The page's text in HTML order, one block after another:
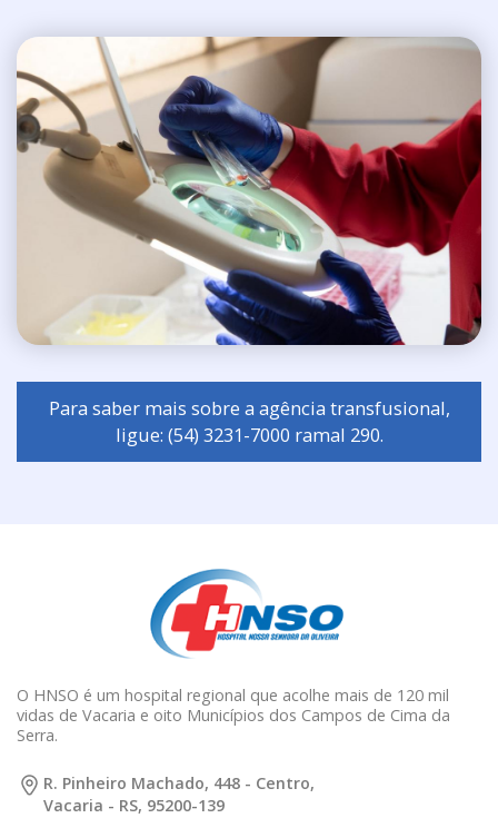
Para saber mais sobre a agência transfusional,
ligue: (54) 3231-7000 ramal 290.
O HNSO é um hospital regional que acolhe mais de 120 mil
vidas de Vacaria e oito Municípios dos Campos de Cima da
Serra.
R. Pinheiro Machado, 448 - Centro,
Vacaria - RS, 95200-139